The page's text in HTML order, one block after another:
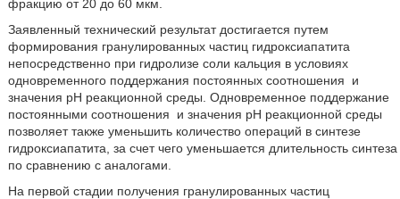
фракцию от 20 до 60 мкм.
Заявленный технический результат достигается путем
формирования гранулированных частиц гидроксиапатита
непосредственно при гидролизе соли кальция в условиях
одновременного поддержания постоянных соотношения
и
значения рН реакционной среды. Одновременное поддержание
постоянными соотношения
и значения рН реакционной среды
позволяет также уменьшить количество операций в синтезе
гидроксиапатита, за счет чего уменьшается длительность синтеза
по сравнению с аналогами.
На первой стадии получения гранулированных частиц